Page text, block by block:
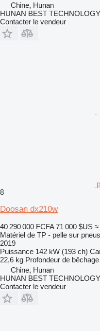
Chine, Hunan
HUNAN BEST
Contacter le vendeur
8
Doosan dx210w
40 290 000 FCFA 71 000 $US ≈
Matériel de TP - pelle sur pneus
2019
Puissance 142 kW (193 ch)
22,6 kg Profondeur de bêchage
Chine, Hunan
HUNAN BEST
Contacter le vendeur